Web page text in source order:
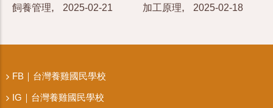
飼養管理, 2025-02-21
加工原理, 2025-02-18
FB｜台灣養雞國民學校
IG｜台灣養雞國民學校